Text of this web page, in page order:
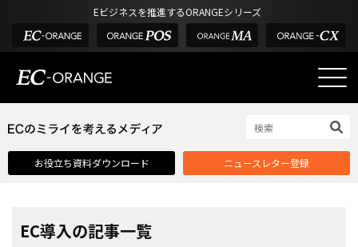
Eビジネスを推進するORANGEシリーズ
選ばれる理由
課題解決例
お役立ち資料ダウンロード ニュースレター登録
EC導入の記事一覧